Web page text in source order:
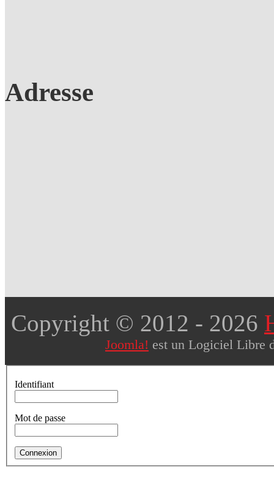
Adresse
Copyright © 2012 - 2026
Joomla! est un Logiciel Libre
Identifiant
Mot de passe